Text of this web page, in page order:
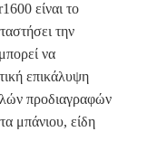
είναι το
την
να
επικάλυψη
προδιαγραφών
μπάνιου, είδη